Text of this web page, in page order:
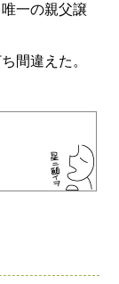
一の親父譲
間違えた。